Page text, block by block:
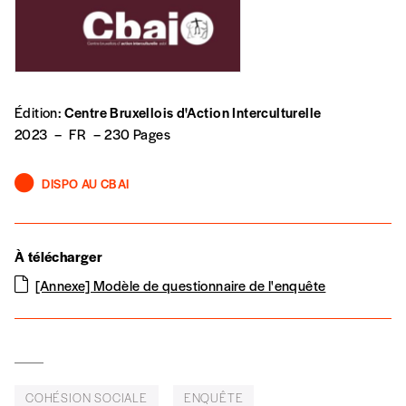
Je commande au numéro
uniquement)
Édition:Centre Bruxellois d'Action Interculturelle
2023 – FR – 230 Pages
DISPO AU CBAI
À télécharger
[Annexe] Modèle de questionnaire de l'enquête
COHÉSION SOCIALE
ENQUÊTE